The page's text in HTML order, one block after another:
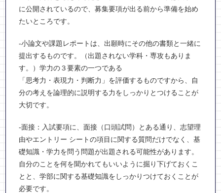
に公開されているので、募集要項が出る前から準備を始め
たいところです。
-小論文や課題レポートは、出願時にその他の書類と一緒に
提出するものです。（出題されない学科・専攻もありま
す。）学力の３要素の一つである
「思考力・表現力・判断力」を評価するものですから、自
分の考えを論理的に説明する力をしっかりとつけることが
大切です。
-面接：入試要項に、面接（口頭試問）とある通り、志望理
由やエントリー シートの項目に関する質問だけでなく、基
礎知識・学力を問う問題が出題される可能性があります。
自分のことを何を聞かれてもいいように掘り下げておくこ
とと、学部に関する基礎知識をしっかりつけておくことが
必要です。